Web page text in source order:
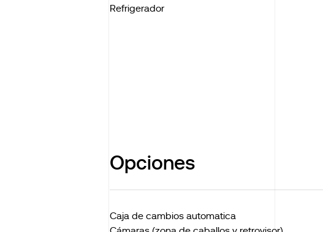
Refrigerador
Opciones
Caja de cambios automatica